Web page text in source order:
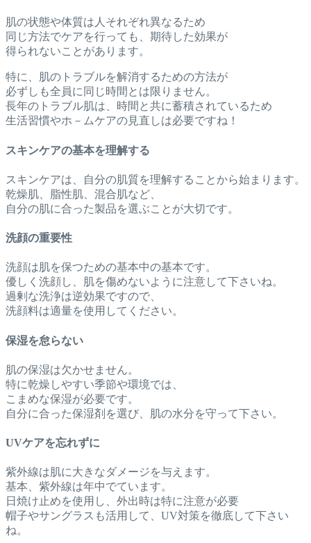
肌の状態や体質は人それぞれ異なるため
同じ方法でケアを行っても、期待した効果が
得られないことがあります。
特に、肌のトラブルを解消するための方法が
必ずしも全員に同じ時間とは限りません。
長年のトラブル肌は、時間と共に蓄積されているため
生活習慣やホ－ムケアの見直しは必要ですね！
スキンケアの基本を理解する
スキンケアは、自分の肌質を理解することから始まります。
乾燥肌、脂性肌、混合肌など、
自分の肌に合った製品を選ぶことが大切です。
洗顔の重要性
洗顔は肌を保つための基本中の基本です。
優しく洗顔し、肌を傷めないように注意して下さいね。
過剰な洗浄は逆効果ですので、
洗顔料は適量を使用してください。
保湿を怠らない
肌の保湿は欠かせません。
特に乾燥しやすい季節や環境では、
こまめな保湿が必要です。
自分に合った保湿剤を選び、肌の水分を守って下さい。
UVケアを忘れずに
紫外線は肌に大きなダメージを与えます。
基本、紫外線は年中でています。
日焼け止めを使用し、外出時は特に注意が必要
帽子やサングラスも活用して、UV対策を徹底して下さい
ね。